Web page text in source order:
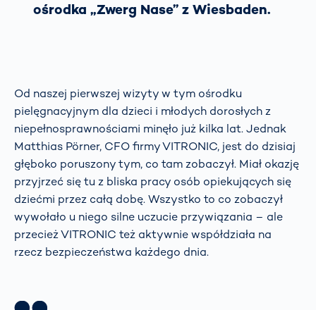
ośrodka „Zwerg Nase” z Wiesbaden.
Od naszej pierwszej wizyty w tym ośrodku
pielęgnacyjnym dla dzieci i młodych dorosłych z
niepełnosprawnościami minęło już kilka lat. Jednak
Matthias Pörner, CFO firmy VITRONIC, jest do dzisiaj
głęboko poruszony tym, co tam zobaczył. Miał okazję
przyjrzeć się tu z bliska pracy osób opiekujących się
dziećmi przez całą dobę. Wszystko to co zobaczył
wywołało u niego silne uczucie przywiązania – ale
przecież VITRONIC też aktywnie współdziała na
rzecz bezpieczeństwa każdego dnia.